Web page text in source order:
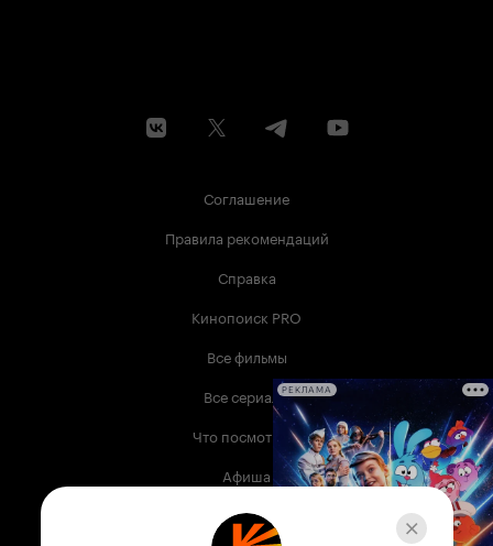
Соглашение
Правила рекомендаций
Справка
Кинопоиск PRO
Все фильмы
Все сериалы
Что посмотреть
Афиша
Музыка
РЕКЛАМА